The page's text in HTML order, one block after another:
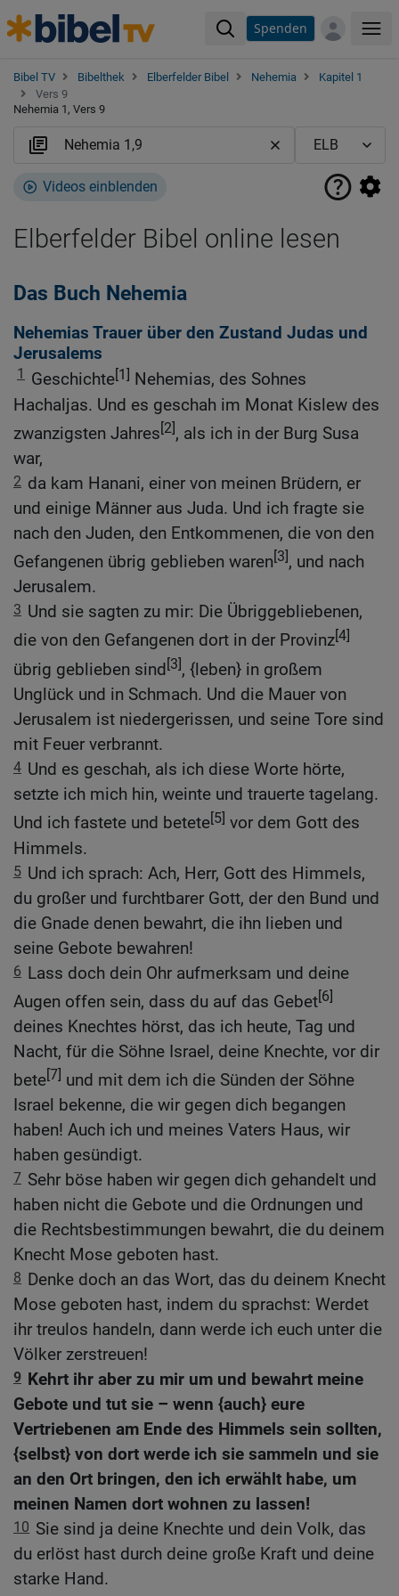
Spenden
Bibel TV Bibelthek Elberfelder Bibel Nehemia
Kapitel 1
Vers 9
Nehemia 1, Vers 9
Videos einblenden
Elberfelder Bibel online lesen
Das Buch Nehemia
Nehemias Trauer über den Zustand Judas und
Jerusalems
1 Geschichte[1] Nehemias, des Sohnes
Hachaljas. Und es geschah im Monat Kislew des
zwanzigsten Jahres[2], als ich in der Burg Susa
war,
2 da kam Hanani, einer von meinen Brüdern, er
und einige Männer aus Juda. Und ich fragte sie
nach den Juden, den Entkommenen, die von den
Gefangenen übrig geblieben waren[3], und nach
Jerusalem.
3 Und sie sagten zu mir: Die Übriggebliebenen,
die von den Gefangenen dort in der Provinz[4]
übrig geblieben sind[3], {leben} in großem
Unglück und in Schmach. Und die Mauer von
Jerusalem ist niedergerissen, und seine Tore sind
mit Feuer verbrannt.
4 Und es geschah, als ich diese Worte hörte,
setzte ich mich hin, weinte und trauerte tagelang.
Und ich fastete und betete[5] vor dem Gott des
Himmels.
5 Und ich sprach: Ach, Herr, Gott des Himmels,
du großer und furchtbarer Gott, der den Bund und
die Gnade denen bewahrt, die ihn lieben und
seine Gebote bewahren!
6 Lass doch dein Ohr aufmerksam und deine
Augen offen sein, dass du auf das Gebet[6]
deines Knechtes hörst, das ich heute, Tag und
Nacht, für die Söhne Israel, deine Knechte, vor dir
bete[7] und mit dem ich die Sünden der Söhne
Israel bekenne, die wir gegen dich begangen
haben! Auch ich und meines Vaters Haus, wir
haben gesündigt.
7 Sehr böse haben wir gegen dich gehandelt und
haben nicht die Gebote und die Ordnungen und
die Rechtsbestimmungen bewahrt, die du deinem
Knecht Mose geboten hast.
8 Denke doch an das Wort, das du deinem Knecht
Mose geboten hast, indem du sprachst: Werdet
ihr treulos handeln, dann werde ich euch unter die
Völker zerstreuen!
9 Kehrt ihr aber zu mir um und bewahrt meine
Gebote und tut sie – wenn {auch} eure
Vertriebenen am Ende des Himmels sein sollten,
{selbst} von dort werde ich sie sammeln und sie
an den Ort bringen, den ich erwählt habe, um
meinen Namen dort wohnen zu lassen!
10 Sie sind ja deine Knechte und dein Volk, das
du erlöst hast durch deine große Kraft und deine
starke Hand.